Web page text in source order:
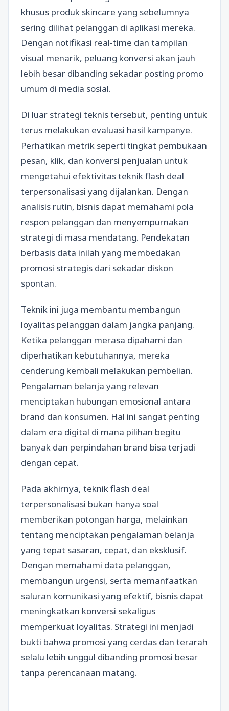
khusus produk skincare yang sebelumnya
sering dilihat pelanggan di aplikasi mereka.
Dengan notifikasi real-time dan tampilan
visual menarik, peluang konversi akan jauh
lebih besar dibanding sekadar posting promo
umum di media sosial.
Di luar strategi teknis tersebut, penting untuk
terus melakukan evaluasi hasil kampanye.
Perhatikan metrik seperti tingkat pembukaan
pesan, klik, dan konversi penjualan untuk
mengetahui efektivitas teknik flash deal
terpersonalisasi yang dijalankan. Dengan
analisis rutin, bisnis dapat memahami pola
respon pelanggan dan menyempurnakan
strategi di masa mendatang. Pendekatan
berbasis data inilah yang membedakan
promosi strategis dari sekadar diskon
spontan.
Teknik ini juga membantu membangun
loyalitas pelanggan dalam jangka panjang.
Ketika pelanggan merasa dipahami dan
diperhatikan kebutuhannya, mereka
cenderung kembali melakukan pembelian.
Pengalaman belanja yang relevan
menciptakan hubungan emosional antara
brand dan konsumen. Hal ini sangat penting
dalam era digital di mana pilihan begitu
banyak dan perpindahan brand bisa terjadi
dengan cepat.
Pada akhirnya, teknik flash deal
terpersonalisasi bukan hanya soal
memberikan potongan harga, melainkan
tentang menciptakan pengalaman belanja
yang tepat sasaran, cepat, dan eksklusif.
Dengan memahami data pelanggan,
membangun urgensi, serta memanfaatkan
saluran komunikasi yang efektif, bisnis dapat
meningkatkan konversi sekaligus
memperkuat loyalitas. Strategi ini menjadi
bukti bahwa promosi yang cerdas dan terarah
selalu lebih unggul dibanding promosi besar
tanpa perencanaan matang.